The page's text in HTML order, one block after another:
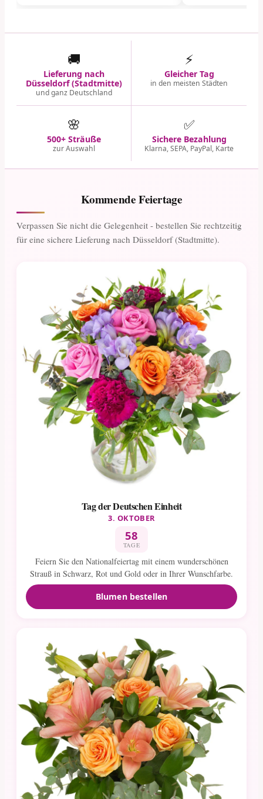
🚚
Lieferung nach
Düsseldorf (Stadtmitte)
und ganz Deutschland
⚡
Gleicher Tag
in den meisten Städten
🌸
500+ Sträuße
zur Auswahl
✅
Sichere Bezahlung
Klarna, SEPA, PayPal, Karte
Kommende Feiertage
Verpassen Sie nicht die Gelegenheit - bestellen Sie rechtzeitig
für eine sichere Lieferung nach Düsseldorf (Stadtmitte).
Tag der Deutschen Einheit
3. OKTOBER
58
TAGE
Feiern Sie den Nationalfeiertag mit einem wunderschönen
Strauß in Schwarz, Rot und Gold oder in Ihrer Wunschfarbe.
Blumen bestellen